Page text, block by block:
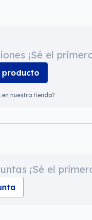
¡Sé el
producto
nuestra tienda?
¡Sé el